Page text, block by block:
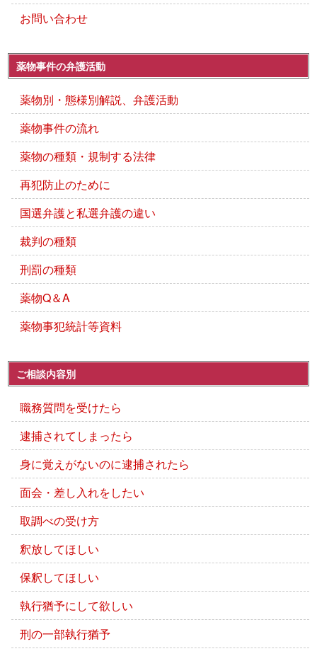
お問い合わせ
薬物事件の弁護活動
薬物別・態様別解説、弁護活動
薬物事件の流れ
薬物の種類・規制する法律
再犯防止のために
国選弁護と私選弁護の違い
裁判の種類
刑罰の種類
薬物Q＆A
薬物事犯統計等資料
ご相談内容別
職務質問を受けたら
逮捕されてしまったら
身に覚えがないのに逮捕されたら
面会・差し入れをしたい
取調べの受け方
釈放してほしい
保釈してほしい
執行猶予にして欲しい
刑の一部執行猶予